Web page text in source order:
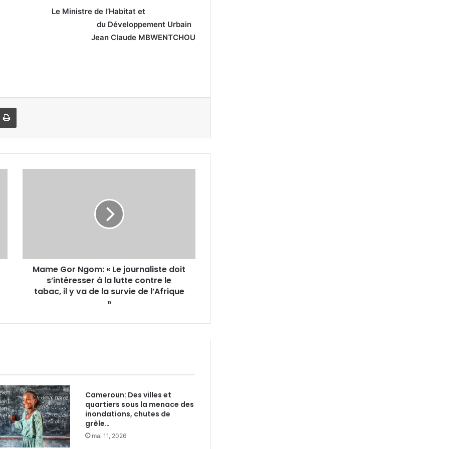
l’Habitat et
Urbain
Jean Claude MBWENTCHOU
g
e
n
a
l
i
s
t
e
Mame Gor Ngom: « Le journaliste doit
s’intéresser à la lutte contre le
tabac, il y va de la survie de l’Afrique
»
Cameroun: Des villes et
quartiers sous la menace des
inondations, chutes de
grêle…
mai 11, 2026